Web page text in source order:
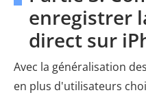
enregistrer
direct sur
Avec la généralisation
en plus d'utilisateurs